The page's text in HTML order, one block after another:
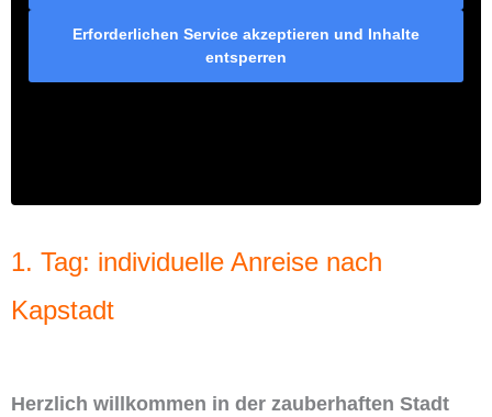
Erforderlichen Service akzeptieren und Inhalte
entsperren
1. Tag: individuelle Anreise nach
Kapstadt
Herzlich willkommen in der zauberhaften Stadt